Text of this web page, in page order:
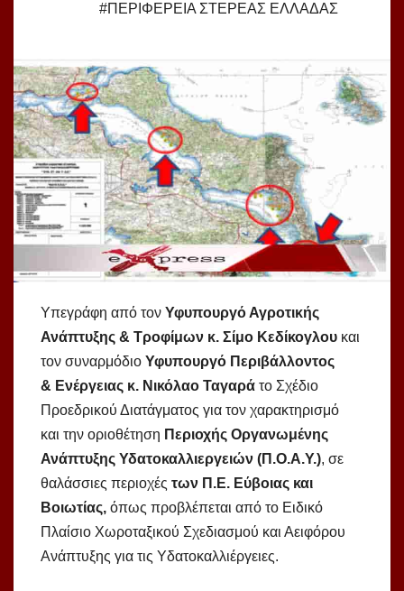
#ΠΕΡΙΦΕΡΕΙΑ ΣΤΕΡΕΑΣ ΕΛΛΑΔΑΣ
Υπεγράφη από τον Υφυπουργό Αγροτικής
Ανάπτυξης & Τροφίμων κ. Σίμο Κεδίκογλου και
τον συναρμόδιο Υφυπουργό Περιβάλλοντος
& Ενέργειας κ. Νικόλαο Ταγαρά το Σχέδιο
Προεδρικού Διατάγματος για τον χαρακτηρισμό
και την οριοθέτηση Περιοχής Οργανωμένης
Ανάπτυξης Υδατοκαλλιεργειών (Π .Ο.Α.Υ.), σε
θαλάσσιες περιοχές των Π.Ε. Εύβοιας και
Βοιωτίας, όπως προβλέπεται από το Ειδικό
Πλαίσιο Χωροταξικού Σχεδιασμού και Αειφόρου
Ανάπτυξης για τις Υδατοκαλλιέργειες.